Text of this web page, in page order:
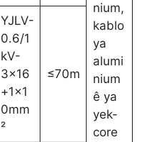
nium,
kablo
ya
alumi
nium
ê ya
yek-
core
YJLV-
0.6/1
kV-
3×16
+1×1
0mm
²
≤70m